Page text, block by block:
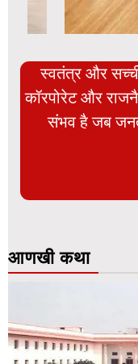
स्वतंत्र और
कॉरपोरेट और
संभव है जब
आणखी कथा